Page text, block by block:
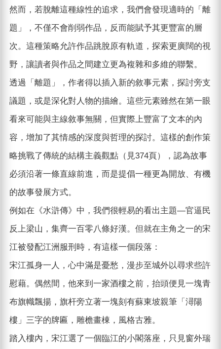
然而，若脫離這種線性的追求，我們會發現適時的「離
題」，不僅不會削弱作品，反而能賦予其更豐富的層
次。這種策略允許作品跳脫原有軌道，探索更廣闊的視
野，讓讀者與作品之間建立更為複雜和多維的聯繫。
透過「離題」，作者得以插入新的敘事元素，探討旁支
議題，或是深化對人物的描繪。這些元素雖然在第一眼
看來可能與主線敘事無關，但實際上豐富了文本的內
容，增加了其情感的深度與哲理的探討。這樣的創作策
略挑戰了傳統的結構主義觀點（見374頁），認為故事
必須沿著一條直線前進，而是提倡一種更為開放、有機
的故事發展方式。
例如在《水滸傳》中，我們很輕易的看出主題—官逼民
反上梁山，集齊一百零八條好漢。但就在主角之一的宋
江被發配江洲服刑時，有這樣一個段落：
宋江孤身一人，心中滿是憂愁，漫步至城外以尋求些許
慰藉。偶然間，他來到一家酒樓之前，抬頭便見一塊青
布旗幟飄揚，旗杆旁立著一塊刻有蘇東坡親筆「潯陽
樓」三字的牌匾，雕檐畫棟，風格古雅。
踏入樓內，宋江選了一個臨江的小閣落座，只見窗外瑞